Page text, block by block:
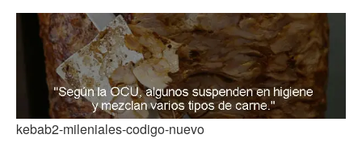
kebab2-mileniales-codigo-nuevo